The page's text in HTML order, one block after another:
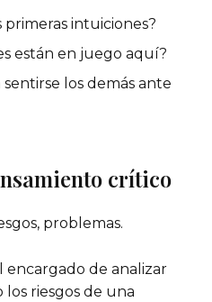
primeras intuiciones?
están en juego aquí?
los demás ante
crítico
problemas.
encargado de analizar
los riesgos de una